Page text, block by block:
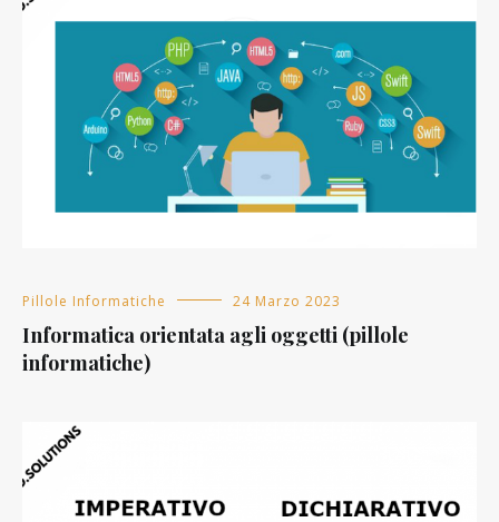
Pillole Informatiche 24 Marzo 2023
Informatica orientata agli oggetti (pillole
informatiche)